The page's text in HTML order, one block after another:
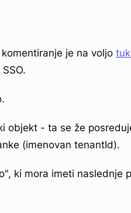
je na voljo
objekt - ta se že
(imenovan tenantId).
ki mora imeti naslednje